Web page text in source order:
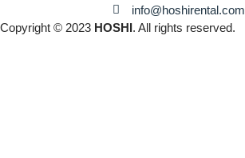
info@hoshirental.com
Copyright © 2023 HOSHI. All rights reserved.